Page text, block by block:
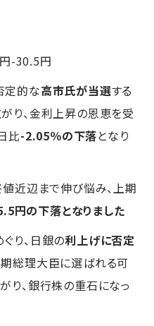
-30.5円
定的な高市氏が当選する
り、金利上昇の恩恵を受
比-2.05％の下落となり
近辺まで伸び悩み、上期
円の下落となりました
り、日銀の利上げに否定
総理大臣に選ばれる可
り、銀行株の重石になっ